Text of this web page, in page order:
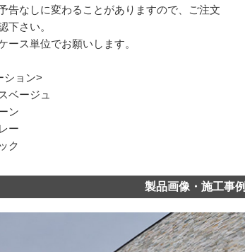
告なしに変わることがありますので、ご注文
下さい。
ース単位でお願いします。
ション>
ベージュ
ン
ー
ク
製品画像・施工事例